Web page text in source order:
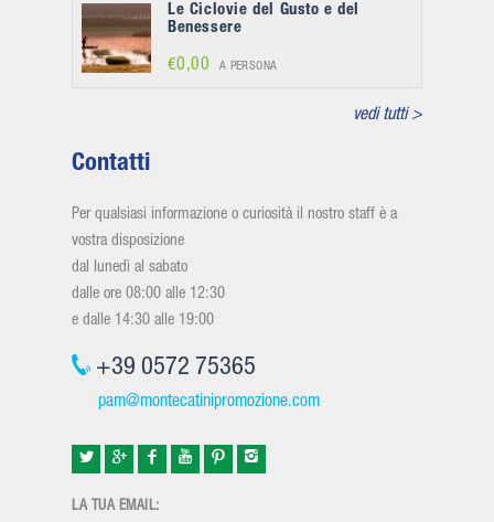
Le Ciclovie del Gusto e del
Benessere
€0,00 A PERSONA
vedi tutti >
Contatti
Per qualsiasi informazione o curiosità il nostro staff è a
vostra disposizione
dal lunedì al sabato
dalle ore 08:00 alle 12:30
e dalle 14:30 alle 19:00
+39 0572 75365
pam@montecatinipromozione.com
LA TUA EMAIL: